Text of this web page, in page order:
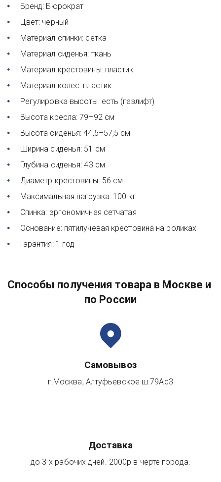
Бренд: Бюрократ
Цвет: черный
Материал спинки: сетка
Материал сиденья: ткань
Материал крестовины: пластик
Материал колес: пластик
Регулировка высоты: есть (газлифт)
Высота кресла: 79–92 см
Высота сиденья: 44,5–57,5 см
Ширина сиденья: 51 см
Глубина сиденья: 43 см
Диаметр крестовины: 56 см
Максимальная нагрузка: 100 кг
Спинка: эргономичная сетчатая
Основание: пятилучевая крестовина на роликах
Гарантия: 1 год
Способы получения товара в Москве и
по России
Самовывоз
г.Москва, Алтуфьевское ш.79Ас3
Доставка
до 3-х рабочих дней. 2000р в черте города.